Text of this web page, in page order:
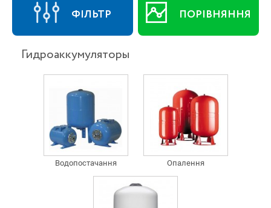
ФІЛЬТР ПОРІВНЯННЯ
Гидроаккумуляторы
Водопостачання Опалення